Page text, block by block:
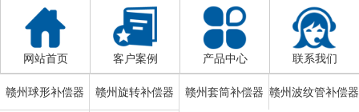
网站首页 客户案例 产品中心 联系我们
赣州球形补偿器 赣州旋转补偿器 赣州套筒补偿器 赣州波纹管补偿器